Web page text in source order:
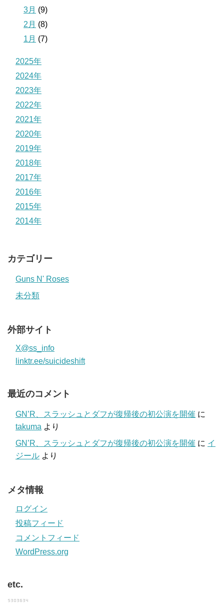
3月 (9)
2月 (8)
1月 (7)
2025年
2024年
2023年
2022年
2021年
2020年
2019年
2018年
2017年
2016年
2015年
2014年
カテゴリー
Guns N' Roses
未分類
外部サイト
X@ss_info
linktr.ee/suicideshift
最近のコメント
GN’R、スラッシュとダフが復帰後の初公演を開催 に
takuma より
GN’R、スラッシュとダフが復帰後の初公演を開催 に イ
ジール より
メタ情報
ログイン
投稿フィード
コメントフィード
WordPress.org
etc.